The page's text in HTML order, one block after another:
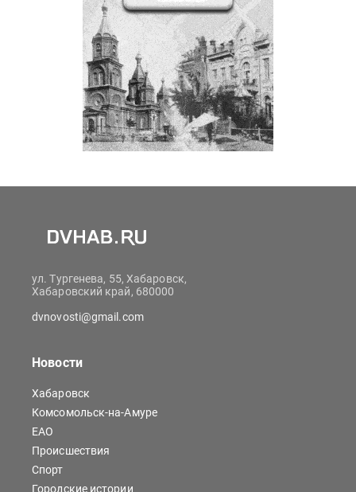
ул. Тургенева, 55, Хабаровск,
Хабаровский край, 680000
dvnovosti@gmail.com
Новости
Хабаровск
Комсомольск-на-Амуре
ЕАО
Происшествия
Спорт
Городские истории